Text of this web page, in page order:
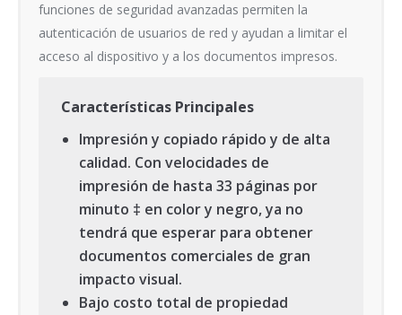
funciones de seguridad avanzadas permiten la
autenticación de usuarios de red y ayudan a limitar el
acceso al dispositivo y a los documentos impresos.
Características Principales
Impresión y copiado rápido y de alta
calidad. Con velocidades de
impresión de hasta 33 páginas por
minuto ‡ en color y negro, ya no
tendrá que esperar para obtener
documentos comerciales de gran
impacto visual.
Bajo costo total de propiedad